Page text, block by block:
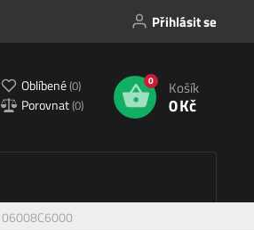
Přihlásit se
Oblíbené(0)
Porovnat(0)
0 Košík
0 Kč